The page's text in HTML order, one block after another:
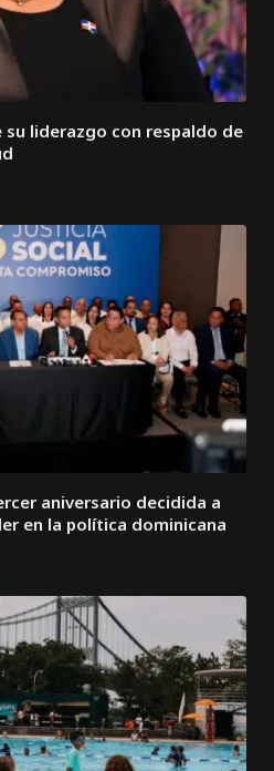
liderazgo con respaldo de
aniversario decidida a
en la política dominicana